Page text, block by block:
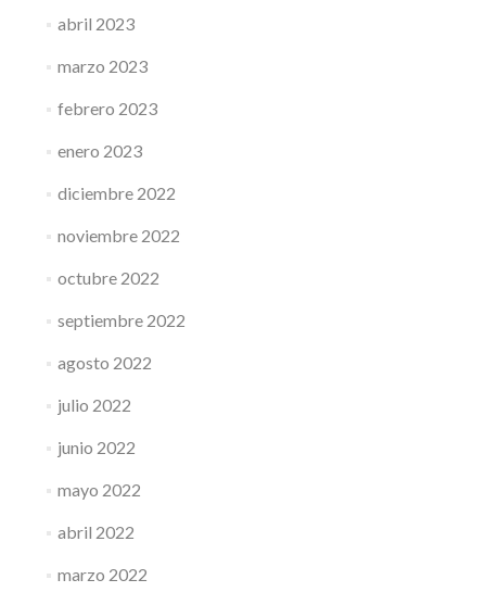
abril 2023
marzo 2023
febrero 2023
enero 2023
diciembre 2022
noviembre 2022
octubre 2022
septiembre 2022
agosto 2022
julio 2022
junio 2022
mayo 2022
abril 2022
marzo 2022